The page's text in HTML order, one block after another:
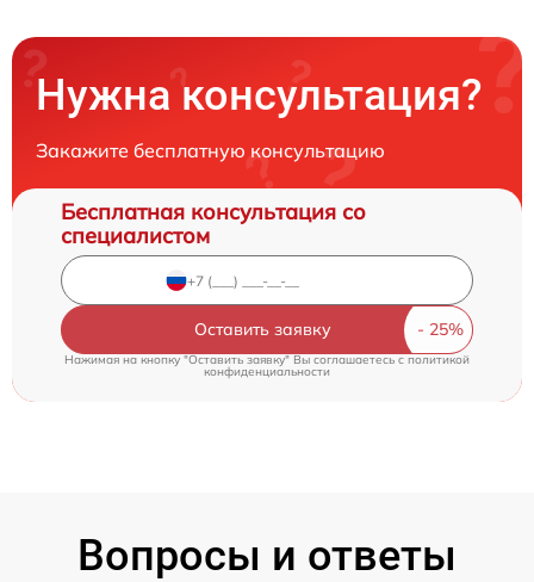
Нужна консультация?
Закажите бесплатную консультацию
Бесплатная консультация со
специалистом
Оставить заявку
Нажимая на кнопку "Оставить заявку" Вы соглашаетесь cполитикой
конфиденциальности
Вопросы и ответы